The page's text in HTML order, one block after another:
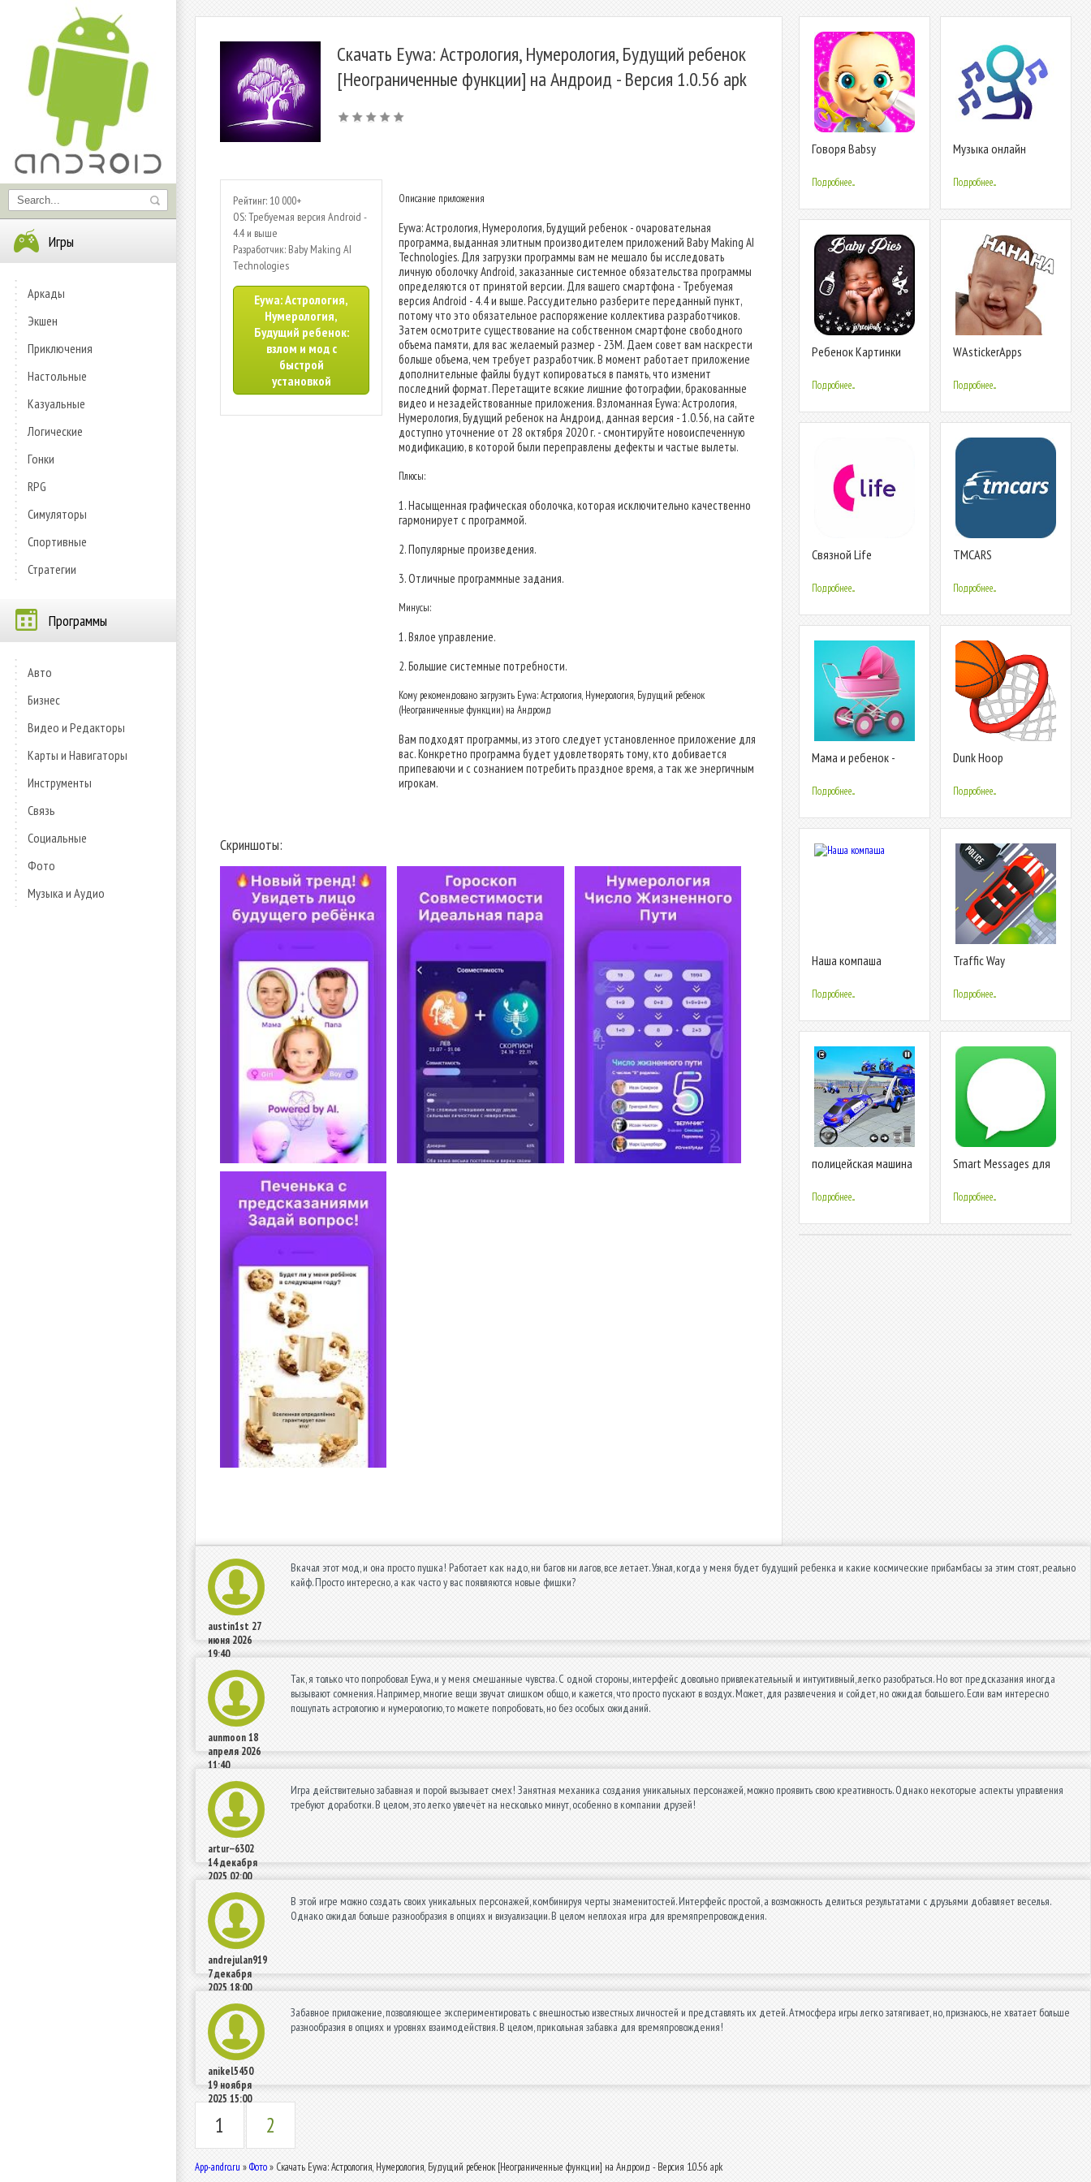
Игры
Аркады
Экшен
Приключения
Настольные
Казуальные
Логические
Гонки
RPG
Симуляторы
Спортивные
Стратегии
Программы
Авто
Бизнес
Видео и Редакторы
Карты и Навигаторы
Инструменты
Связь
Социальные
Фото
Музыка и Аудио
Скачать Eywa: Астрология, Нумерология, Будущий ребенок
[Неограниченные функции] на Андроид - Версия 1.0.56 apk
Рейтинг: 10 000+
OS: Требуемая версия Android -
4.4 и выше
Разработчик: Baby Making AI
Technologies
Eywa: Астрология,
Нумерология,
Будущий ребенок:
взлом и мод с
быстрой
установкой
Описание приложения
Eywa: Астрология, Нумерология, Будущий ребенок - очаровательная
программа, выданная элитным производителем приложений Baby Making AI
Technologies. Для загрузки программы вам не мешало бы исследовать
личную оболочку Android, заказанные системное обязательства программы
определяются от принятой версии. Для вашего смартфона - Требуемая
версия Android - 4.4 и выше. Рассудительно разберите переданный пункт,
потому что это обязательное распоряжение коллектива разработчиков.
Затем осмотрите существование на собственном смартфоне свободного
объема памяти, для вас желаемый размер - 23M. Даем совет вам наскрести
больше объема, чем требует разработчик. В момент работает приложение
дополнительные файлы будут копироваться в память, что изменит
последний формат. Перетащите всякие лишние фотографии, бракованные
видео и незадействованные приложения. Взломанная Eywa: Астрология,
Нумерология, Будущий ребенок на Андроид, данная версия - 1.0.56, на сайте
доступно уточнение от 28 октября 2020 г. - смонтируйте новоиспеченную
модификацию, в которой были переправлены дефекты и частые вылеты.
Плюсы:
1. Насыщенная графическая оболочка, которая исключительно качественно
гармонирует с программой.
2. Популярные произведения.
3. Отличные программные задания.
Минусы:
1. Вялое управление.
2. Большие системные потребности.
Кому рекомендовано загрузить Eywa: Астрология, Нумерология, Будущий ребенок
(Неограниченные функции) на Андроид
Вам подходят программы, из этого следует установленное приложение для
вас. Конкретно программа будет удовлетворять тому, кто добивается
припеваючи и с сознанием потребить праздное время, а так же энергичным
игрокам.
Скриншоты:
Говоря Babsy
Подробнее...
Музыка онлайн
Подробнее...
Ребенок Картинки
Подробнее...
WAstickerApps
лица с фразами
Подробнее...
Связной Life
Подробнее...
TMCARS
Подробнее...
Мама и ребенок -
беременности 3D
Подробнее...
Dunk Hoop
Подробнее...
Наша компаша
Подробнее...
Traffic Way
Подробнее...
полицейская машина
игры
Подробнее...
Smart Messages для
Подробнее...
austin1st 27
июня 2026
19:40
Вкачал этот мод, и она просто пушка! Работает как надо, ни багов ни лагов, все летает. Узнал, когда у меня будет будущий ребенка и какие космические прибамбасы за этим стоят, реально
кайф. Просто интересно, а как часто у вас появляются новые фишки?
aunmoon18
апреля 2026
11:40
Так, я только что попробовал Eywa, и у меня смешанные чувства. С одной стороны, интерфейс довольно привлекательный и интуитивный, легко разобраться. Но вот предсказания иногда
вызывают сомнения. Например, многие вещи звучат слишком общо, и кажется, что просто пускают в воздух. Может, для развлечения и сойдет, но ожидал большего. Если вам интересно
пощупать астрологию и нумерологию, то можете попробовать, но без особых ожиданий.
artur--6302
14 декабря
2025 02:00
Игра действительно забавная и порой вызывает смех! Занятная механика создания уникальных персонажей, можно проявить свою креативность. Однако некоторые аспекты управления
требуют доработки. В целом, это легко увлечёт на несколько минут, особенно в компании друзей!
andrejulan919
7 декабря
2025 18:00
В этой игре можно создать своих уникальных персонажей, комбинируя черты знаменитостей. Интерфейс простой, а возможность делиться результатами с друзьями добавляет веселья.
Однако ожидал больше разнообразия в опциях и визуализации. В целом неплохая игра для времяпрепровождения.
anikel5450
19 ноября
2025 15:00
Забавное приложение, позволяющее экспериментировать с внешностью известных личностей и представлять их детей. Атмосфера игры легко затягивает, но, признаюсь, не хватает больше
разнообразия в опциях и уровнях взаимодействия. В целом, прикольная забавка для времяпровождения!
1 2
App-andro.ru »Фото» Скачать Eywa: Астрология, Нумерология, Будущий ребенок [Неограниченные функции] на Андроид - Версия 1.0.56 apk